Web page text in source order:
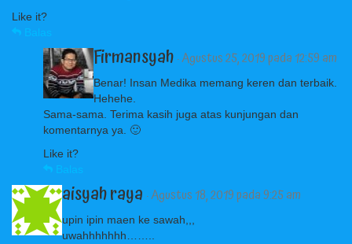
Like it?
Balas
Firmansyah· Agustus 25, 2019 pada 12:59 am
Benar! Insan Medika memang keren dan terbaik.
Hehehe.
Sama-sama. Terima kasih juga atas kunjungan dan
komentarnya ya. 🙂
Like it?
Balas
aisyah raya · Agustus 18, 2019 pada 9:25 am
upin ipin maen ke sawah,,,
uwahhhhhhh……..